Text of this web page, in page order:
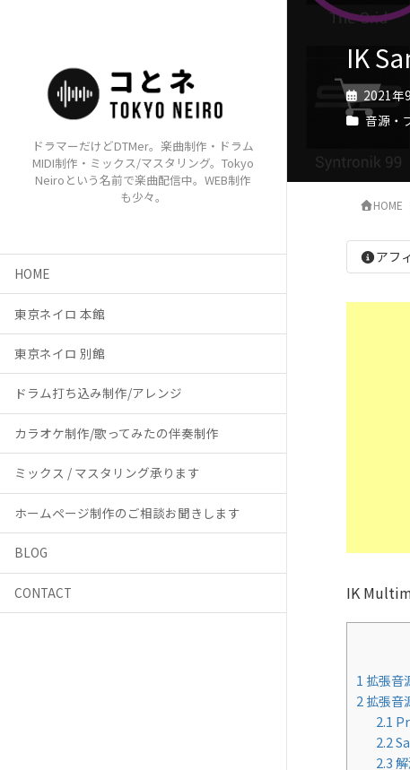
ドラマーだけどDTMer。楽曲制作・ドラム
MIDI制作・ミックス/マスタリング。Tokyo
Neiroという名前で楽曲配信中。WEB制作
も少々。
HOME
東京ネイロ 本館
東京ネイロ 別館
ドラム打ち込み制作/アレンジ
カラオケ制作/歌ってみたの伴奏制作
ミックス / マスタリング承ります
ホームページ制作のご相談お聞きします
BLOG
CONTACT
IK
2021年
音源・
HOME
アフ
IK
1 拡張音
2拡張音
2.1
2.2
2.3